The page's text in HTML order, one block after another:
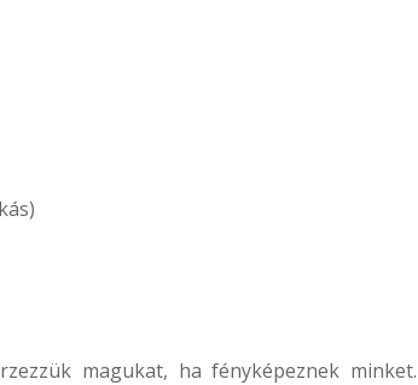
magukat, ha fényképeznek minket.